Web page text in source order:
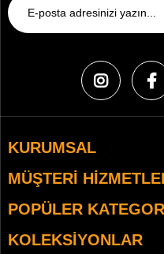
KURUMSAL
MÜŞTERI
POPÜLER
KOLEKSIYONLAR